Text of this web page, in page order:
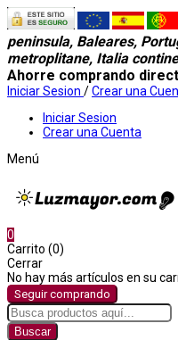
peninsula, Baleares,
metroplitane, Italia
Ahorre comprando
Iniciar Sesion /Crear una
Iniciar Sesion
Crear una Cuenta
Menú
0
Carrito (0)
Cerrar
No hay más artículos en su
Seguir comprando
Buscar